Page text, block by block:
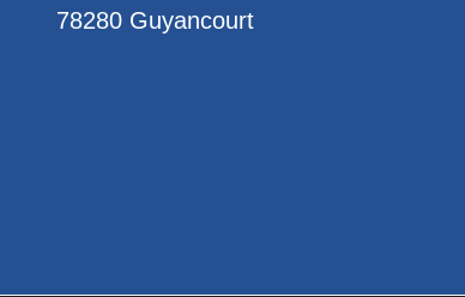
78280 Guyancourt